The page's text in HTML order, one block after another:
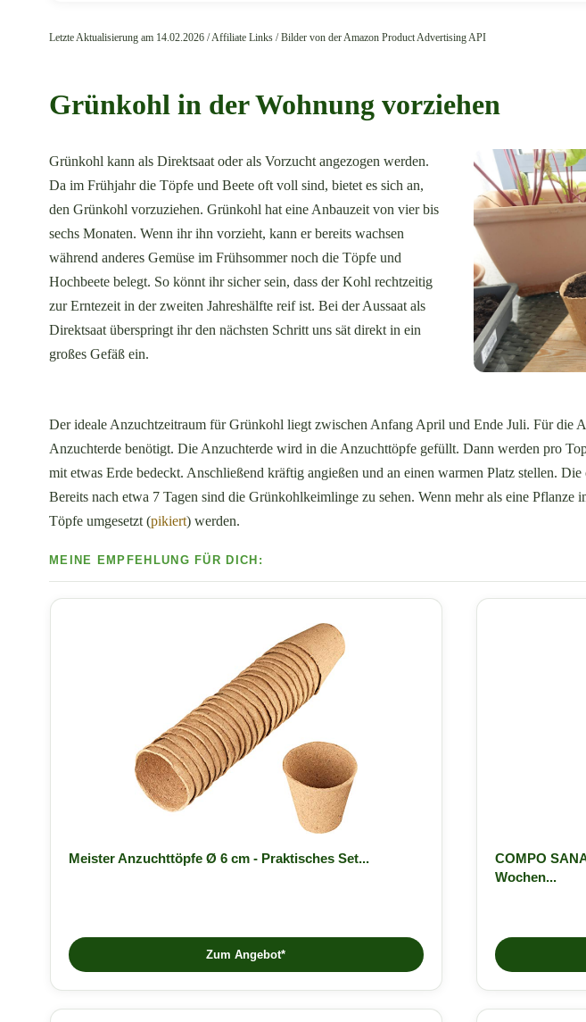
Letzte Aktualisierung am 14.02.2026 / Affiliate Links / Bilder von der Amazon Product Advertising API
Grünkohl in der Wohnung vorziehen
Grünkohl kann als Direktsaat oder als Vorzucht angezogen werden.
Da im Frühjahr die Töpfe und Beete oft voll sind, bietet es sich an,
den Grünkohl vorzuziehen. Grünkohl hat eine Anbauzeit von vier bis
sechs Monaten. Wenn ihr ihn vorzieht, kann er bereits wachsen
während anderes Gemüse im Frühsommer noch die Töpfe und
Hochbeete belegt. So könnt ihr sicher sein, dass der Kohl rechtzeitig
zur Erntezeit in der zweiten Jahreshälfte reif ist. Bei der Aussaat als
Direktsaat überspringt ihr den nächsten Schritt uns sät direkt in ein
großes Gefäß ein.
Der ideale Anzuchtzeitraum für Grünkohl liegt zwischen Anfang April und Ende Juli. Für die
Anzuchterde benötigt. Die Anzuchterde wird in die Anzuchttöpfe gefüllt. Dann werden pro
mit etwas Erde bedeckt. Anschließend kräftig angießen und an einen warmen Platz stellen.
Bereits nach etwa 7 Tagen sind die Grünkohlkeimlinge zu sehen. Wenn mehr als eine
Töpfe umgesetzt (pikiert) werden.
Meister Anzuchttöpfe Ø 6 cm - Praktisches Set...
Zum Angebot*
COMPO
Wochen...